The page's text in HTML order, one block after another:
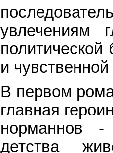
увлечениям
политической
и
В первом
главная
норманнов
детства